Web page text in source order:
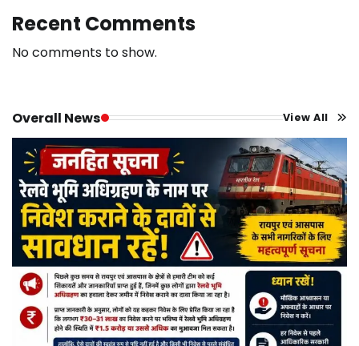
Recent Comments
No comments to show.
Overall News View All